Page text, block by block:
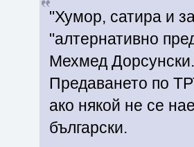
"Хумор, сатира и
"алтернативно
Мехмед
Предаването по
ако някой не се
български.